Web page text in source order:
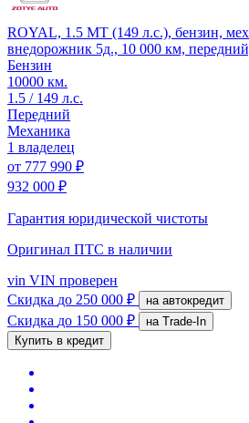
ROYAL, 1.5 MT (149 л.с.), бензин,
внедорожник 5д., 10 000 км,
Бензин
10000 км.
1.5 / 149 л.с.
Передний
Механика
1 владелец
от 777 990 ₽
932 000 ₽
Гарантия юридической чистоты
Оригинал ПТС в наличии
vin VIN проверен
Скидка до 250 000 ₽ на автокредит
Скидка до 150 000 ₽
на Trade-In
Купить в кредит